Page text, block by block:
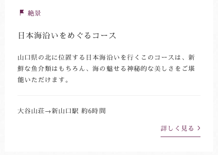
絶景
日本海沿いをめぐるコース
山口県の北に位置する日本海沿いを行くこのコースは、新
鮮な魚介類はもちろん、海の魅せる神秘的な美しさをご堪
能いただけます。
大谷山荘→新山口駅 約6時間
詳しく見る